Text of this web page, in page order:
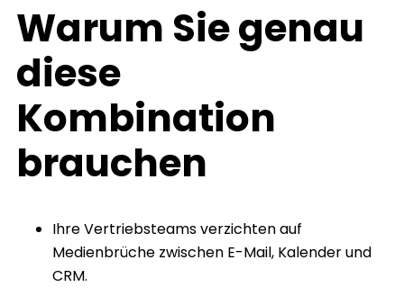
Warum Sie genau
diese
Kombination
brauchen
Ihre Vertriebsteams verzichten auf
Medienbrüche zwischen E-Mail, Kalender und
CRM.